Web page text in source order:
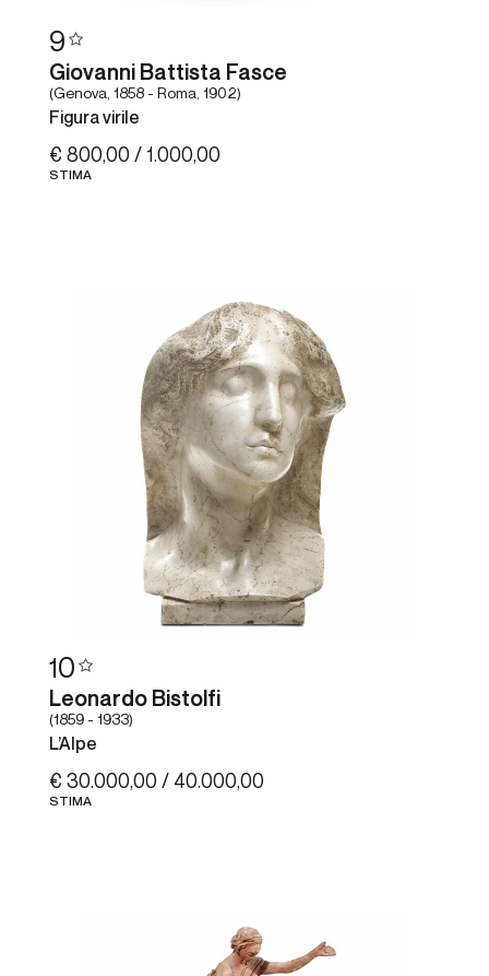
9
Giovanni Battista Fasce
(Genova, 1858 - Roma, 1902)
Figura virile
€ 800,00 / 1.000,00
STIMA
10
Leonardo Bistolfi
(1859 - 1933)
L’Alpe
€ 30.000,00 / 40.000,00
STIMA